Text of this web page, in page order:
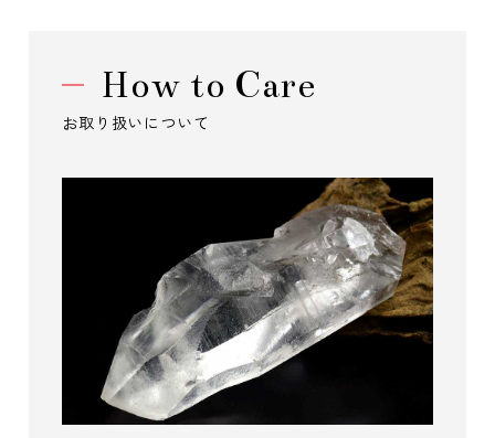
How to Care
お取り扱いについて